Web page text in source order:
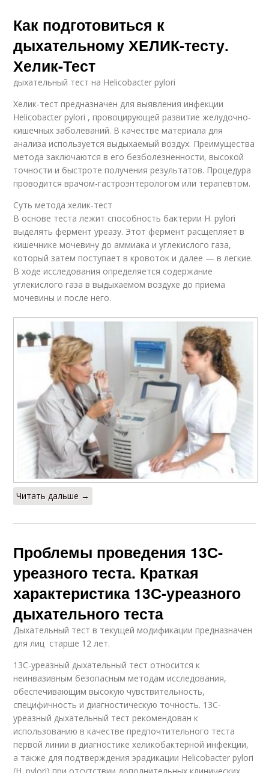
Как подготовиться к
дыхательному ХЕЛИК-тесту.
Хелик-Тест
дыхательный тест на Helicobacter pylori
Хелик-тест предназначен для выявления инфекции
Helicobacter pylori , провоцирующей развитие желудочно-
кишечных заболеваний. В качестве материала для
анализа используется выдыхаемый воздух. Преимущества
метода заключаются в его безболезненности, высокой
точности и быстроте получения результатов. Процедура
проводится врачом-гастроэнтерологом или терапевтом.
Суть метода хелик-тест
В основе теста лежит способность бактерии H. pylori
выделять фермент уреазу. Этот фермент расщепляет в
кишечнике мочевину до аммиака и углекислого газа,
который затем поступает в кровоток и далее — в легкие.
В ходе исследования определяется содержание
углекислого газа в выдыхаемом воздухе до приема
мочевины и после него.
Читать дальше →
Проблемы проведения 13С-
уреазного теста. Краткая
характеристика 13С-уреазного
дыхательного теста
Дыхательный тест в текущей модификации предназначен
для лиц старше 12 лет.
13С-уреазный дыхательный тест относится к
неинвазивным безопасным методам исследования,
обеспечивающим высокую чувствительность,
специфичность и диагностическую точность. 13C-
уреазный дыхательный тест рекомендован к
использованию в качестве предпочтительного теста
первой линии в диагностике хеликобактерной инфекции,
а также для подтверждения эрадикации Helicobacter pylori